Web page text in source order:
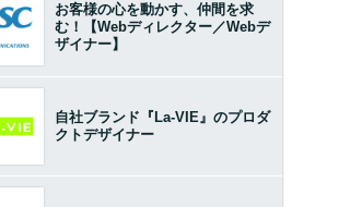
お客様の心を動かす、仲間を求
む！【Webディレクター／Webデ
ザイナー】
自社ブランド『La-VIE』のプロダ
クトデザイナー